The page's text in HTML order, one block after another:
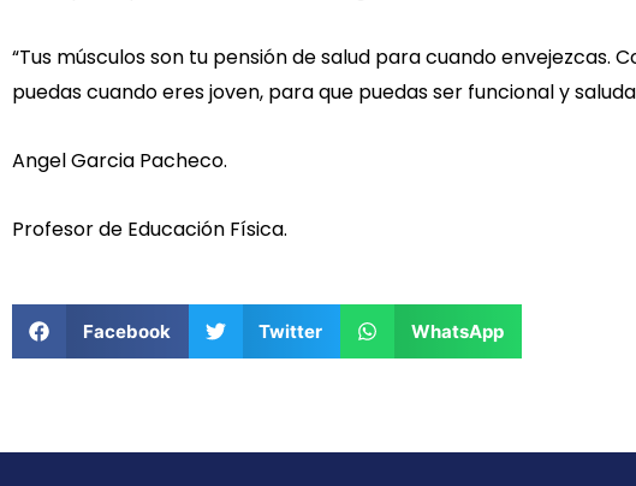
“Tus músculos son tu pensión de salud para cuando envejezcas.
puedas cuando eres joven, para que puedas ser funcional y
Angel Garcia Pacheco.
Profesor de Educación Física.
Facebook Twitter WhatsApp